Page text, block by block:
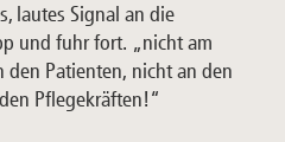
lautes Signal an die
und fuhr fort. „nicht am
den Patienten, nicht an den
Pflegekräften!“